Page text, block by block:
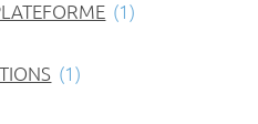
(1)
(1)